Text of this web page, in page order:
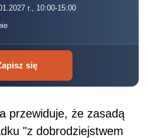
r., 10:00-15:00
się
przewiduje, że zasadą
"z dobrodziejstwem